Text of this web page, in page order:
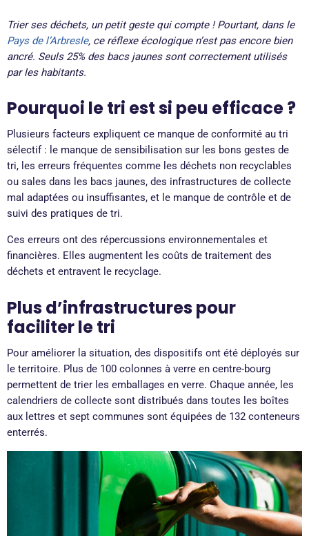
Trier ses déchets, un petit geste qui compte ! Pourtant, dans le
Pays de l’Arbresle, ce réflexe écologique n’est pas encore bien
ancré. Seuls 25% des bacs jaunes sont correctement utilisés
par les habitants.
Pourquoi le tri est si peu efficace ?
Plusieurs facteurs expliquent ce manque de conformité au tri
sélectif : le manque de sensibilisation sur les bons gestes de
tri, les erreurs fréquentes comme les déchets non recyclables
ou sales dans les bacs jaunes, des infrastructures de collecte
mal adaptées ou insuffisantes, et le manque de contrôle et de
suivi des pratiques de tri.
Ces erreurs ont des répercussions environnementales et
financières. Elles augmentent les coûts de traitement des
déchets et entravent le recyclage.
Plus d’infrastructures pour
faciliter le tri
Pour améliorer la situation, des dispositifs ont été déployés sur
le territoire. Plus de 100 colonnes à verre en centre-bourg
permettent de trier les emballages en verre. Chaque année, les
calendriers de collecte sont distribués dans toutes les boîtes
aux lettres et sept communes sont équipées de 132 conteneurs
enterrés.